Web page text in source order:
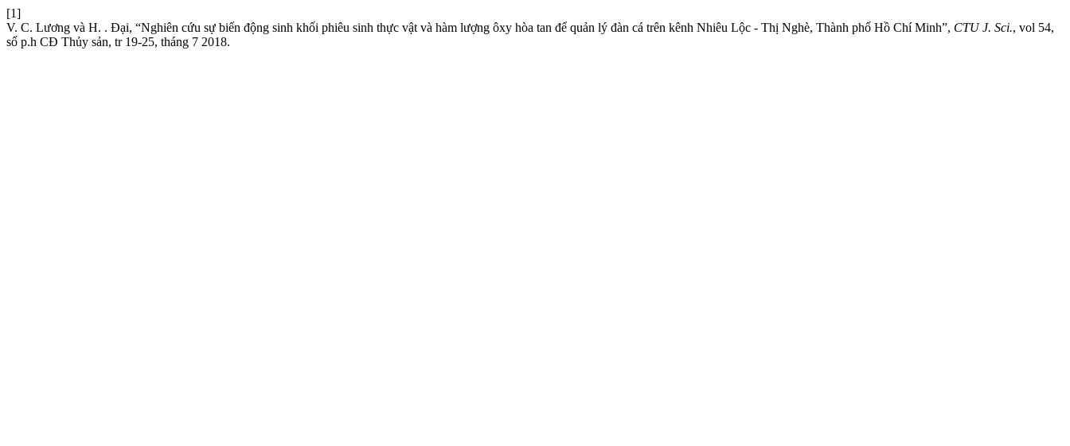
[1]
V. C. Lương và H. . Đại, “Nghiên cứu sự biến động sinh khối phiêu sinh thực vật và hàm lượng ôxy hòa tan để quản lý đàn cá trên kênh Nhiêu Lộc - Thị Nghè, Thành phố Hồ Chí Minh”, CTU J. Sci., vol 54,
số p.h CĐ Thủy sản, tr 19-25, tháng 7 2018.